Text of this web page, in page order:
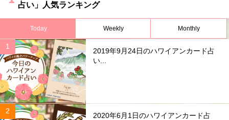
占い」人気ランキング
Today Weekly Monthly
2019年9月24日のハワイアンカード占
い...
2020年6月1日のハワイアンカード占